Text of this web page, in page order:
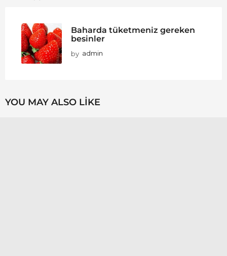
Baharda tüketmeniz gereken
besinler
by admin
YOU MAY ALSO LIKE